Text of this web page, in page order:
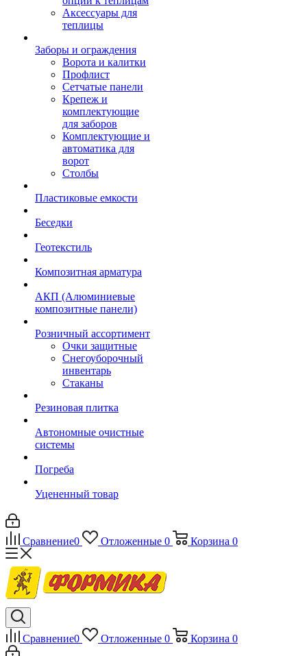
Аксессуары для
теплицы
Заборы и ограждения
Ворота и калитки
Профлист
Сетчатые панели
Крепеж и
комплектующие
для заборов
Комплектующие и
автоматика для
ворот
Столбы
Пластиковые емкости
Беседки
Геотекстиль
Композитная арматура
АКП (Алюминиевые
композитные панели)
Розничный ассортимент
Очки защитные
Снегоуборочный
инвентарь
Стаканы
Резиновая плитка
Автономные очистные
системы
Погреба
Уцененный товар
Сравнение0 Отложенные 0 Корзина 0
Сравнение0 Отложенные 0 Корзина 0